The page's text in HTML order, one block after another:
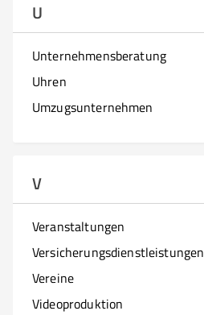
U
Unternehmensberatung
Uhren
Umzugsunternehmen
V
Veranstaltungen
Versicherungsdienstleistungen
Vereine
Videoproduktion